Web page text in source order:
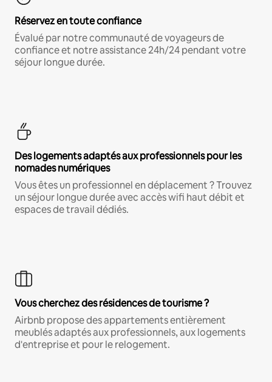
Réservez en toute confiance
Évalué par notre communauté de voyageurs de
confiance et notre assistance 24h/24 pendant votre
séjour longue durée.
Des logements adaptés aux professionnels pour les
nomades numériques
Vous êtes un professionnel en déplacement ? Trouvez
un séjour longue durée avec accès wifi haut débit et
espaces de travail dédiés.
Vous cherchez des résidences de tourisme ?
Airbnb propose des appartements entièrement
meublés adaptés aux professionnels, aux logements
d'entreprise et pour le relogement.